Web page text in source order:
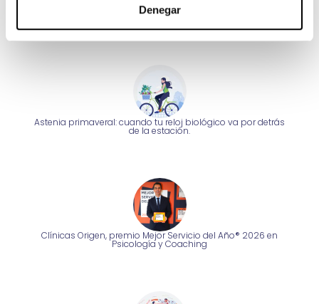
Denegar
Posts recientes
Astenia primaveral: cuando tu reloj biológico va por detrás
de la estación.
Clínicas Origen, premio Mejor Servicio del Año® 2026 en
Psicología y Coaching